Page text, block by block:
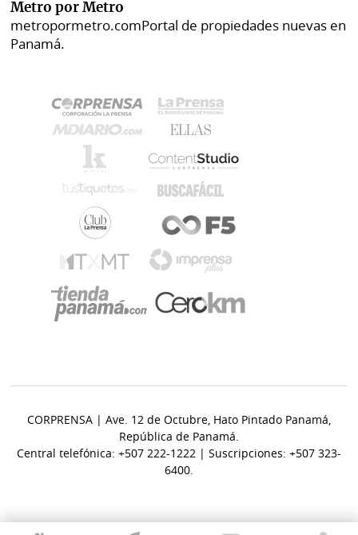
Metro por Metro
metropormetro.comPortal de propiedades nuevas en
Panamá.
CORPRENSA | Ave. 12 de Octubre, Hato Pintado Panamá,
República de Panamá.
Central telefónica: +507 222-1222 | Suscripciones: +507 323-
6400.